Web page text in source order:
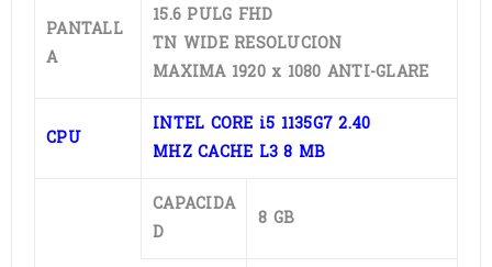
PANTALL
A
15.6 PULG FHD
TN WIDE RESOLUCION
MAXIMA 1920 x 1080 ANTI-GLARE
CPU
INTEL CORE i5 1135G7 2.40
MHZ CACHE L3 8 MB
CAPACIDA
D
8 GB